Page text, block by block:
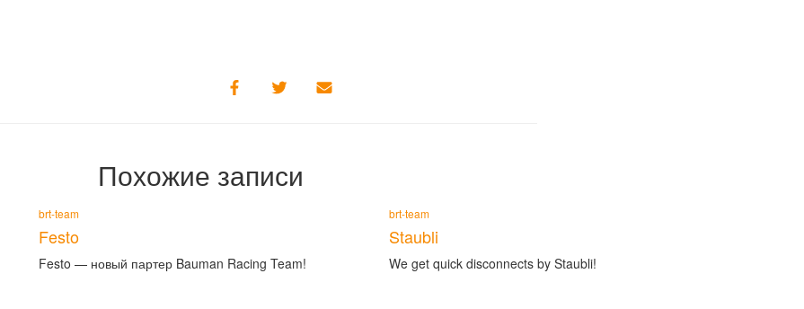
Похожие записи
brt-team
Festo
Festo — новый партер Bauman Racing Team!
brt-team
Staubli
We get quick disconnects by Staubli!